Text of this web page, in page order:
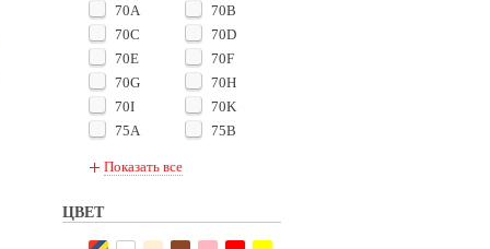
70A
70B
70C
70D
70E
70F
70G
70H
70I
70K
75A
75B
75E
75I
75J
Показать все
ЦВЕТ